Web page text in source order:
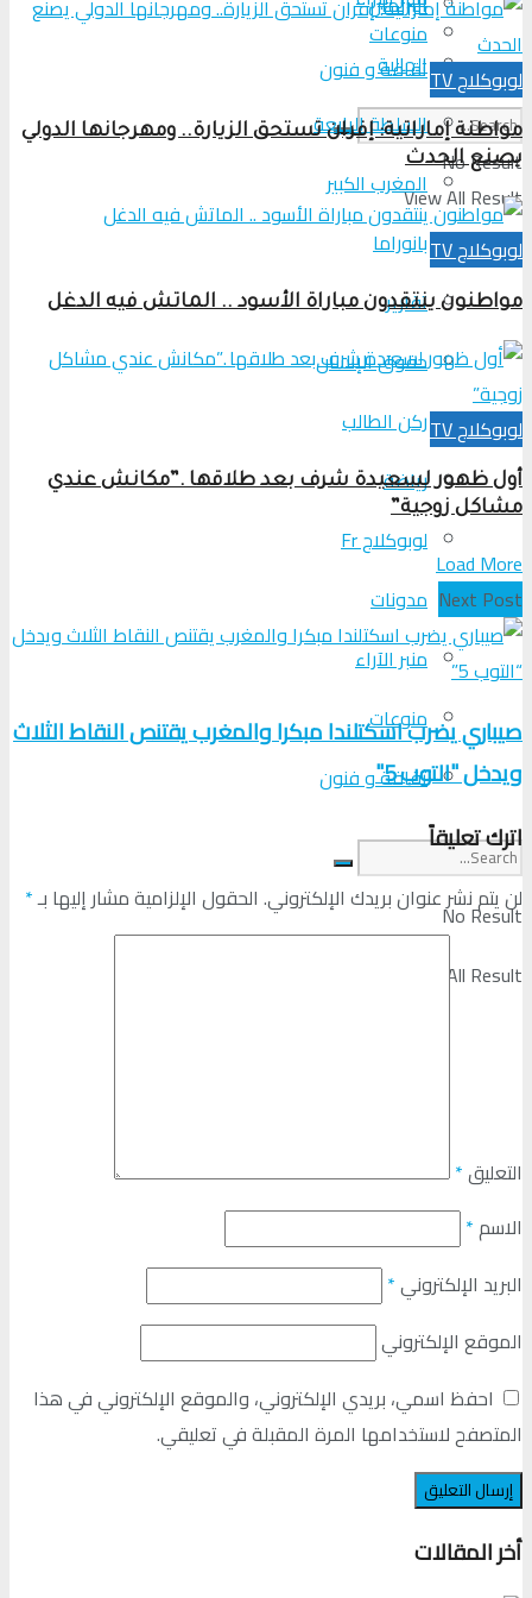
منوعات
ثقافة و فنون
No Result
View All Result
الجالية
السلطة الرابعة
المغرب الكبير
بانوراما
تقارير
حقوق الإنسان
ركن الطالب
رياضة
لوبوكلاج Fr
مدونات
منبر الآراء
منوعات
ثقافة و فنون
No Result
View All Result
لوبوكلاج TV
مواطنة إماراتية: إفران تستحق الزيارة.. ومهرجانها الدولي
يصنع الحدث
لوبوكلاج TV
مواطنون ينتقدون مباراة الأسود .. الماتش فيه الدغل
لوبوكلاج TV
أول ظهور لسعيدة شرف بعد طلاقها .”مكانش عندي
مشاكل زوجية”
Load More
Next Post
صيباري يضرب اسكتلندا مبكرا والمغرب يقتنص النقاط الثلاث
ويدخل "التوب 5"
اترك تعليقاً
لن يتم نشر عنوان بريدك الإلكتروني. الحقول الإلزامية مشار إليها بـ*
التعليق*
الاسم*
البريد الإلكتروني*
الموقع الإلكتروني
احفظ اسمي، بريدي الإلكتروني، والموقع الإلكتروني في هذا
المتصفح لاستخدامها المرة المقبلة في تعليقي.
أخر المقالات